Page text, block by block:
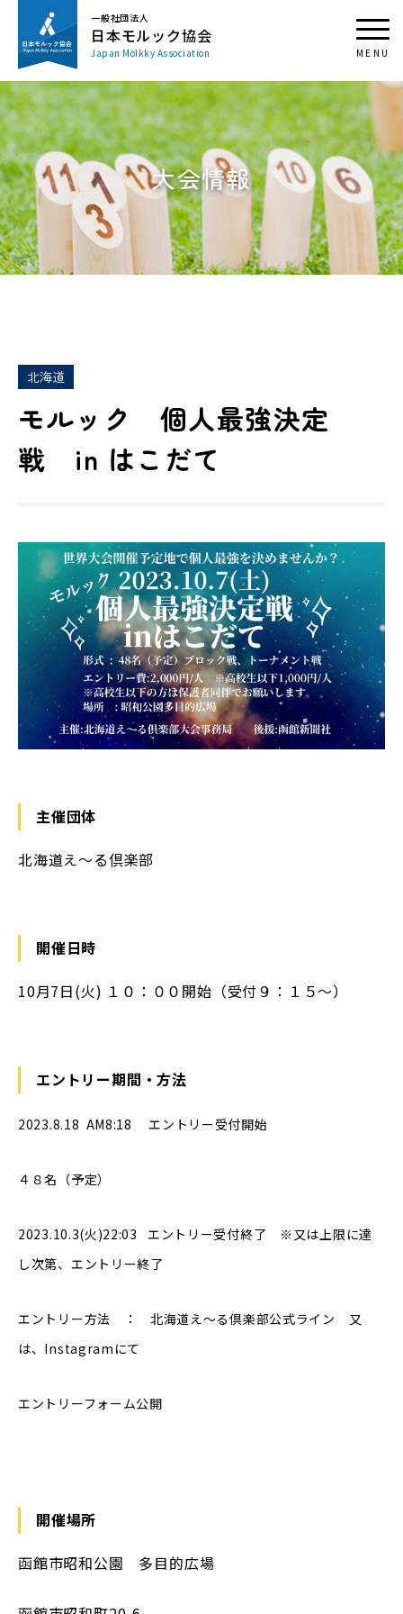
一般社団法人
日本モルック協会
Japan Mölkky Association
大会情報
北海道
モルック 個人最強決定
戦 in はこだて
主催団体
北海道え～る倶楽部
開催日時
10月7日(火) １０：００開始（受付９：１５〜）
エントリー期間・方法
2023.8.18 AM8:18 エントリー受付開始
４８名（予定）
2023.10.3(火)22:03 エントリー受付終了 ※又は上限に達
し次第、エントリー終了
エントリー方法 ： 北海道え〜る倶楽部公式ライン 又
は、Instagramにて
エントリーフォーム公開
開催場所
函館市昭和公園 多目的広場